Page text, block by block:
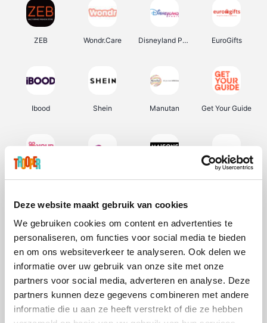
Deze website maakt gebruik van cookies
We gebruiken cookies om content en advertenties te
personaliseren, om functies voor social media te bieden
en om ons websiteverkeer te analyseren. Ook delen we
informatie over uw gebruik van onze site met onze
partners voor social media, adverteren en analyse. Deze
partners kunnen deze gegevens combineren met andere
informatie die u aan ze heeft verstrekt of die ze hebben
ZEB Wondr.Care Disneyland Paris EuroGifts
Ibood Shein Manutan Get Your Guide
Weekendesk Sarenza Schiesser Interhome